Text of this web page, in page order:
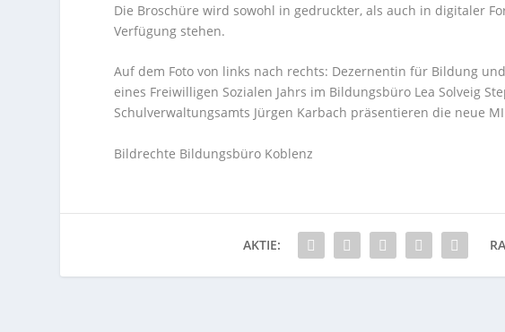
Die Broschüre wird sowohl in gedruckter, als auch in digitaler
Verfügung stehen.
Auf dem Foto von links nach rechts: Dezernentin für Bildung
eines Freiwilligen Sozialen Jahrs im Bildungsbüro Lea Solveig
Schulverwaltungsamts Jürgen Karbach präsentieren die neue
Bildrechte Bildungsbüro Koblenz
AKTIE: